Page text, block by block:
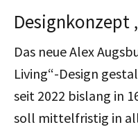
Designkonzept
Das neue Alex
Living“-Design
seit 2022 bislang in
soll mittelfristig in